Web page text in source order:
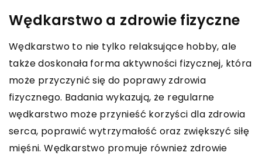
Wędkarstwo a zdrowie fizyczne
Wędkarstwo to nie tylko relaksujące hobby, ale
także doskonała forma aktywności fizycznej, która
może przyczynić się do poprawy zdrowia
fizycznego. Badania wykazują, że regularne
wędkarstwo może przynieść korzyści dla zdrowia
serca, poprawić wytrzymałość oraz zwiększyć siłę
mięśni. Wędkarstwo promuje również zdrowie